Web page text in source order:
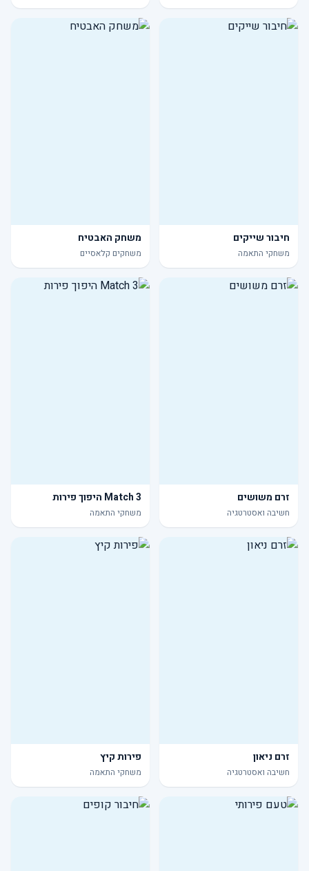
חיבור שייקים
משחקי התאמה
משחק האבטיח
משחקים קלאסיים
זרם משושים
חשיבה ואסטרטגיה
Match 3 היפוך פירות
משחקי התאמה
זרם ניאון
חשיבה ואסטרטגיה
פירות קיץ
משחקי התאמה